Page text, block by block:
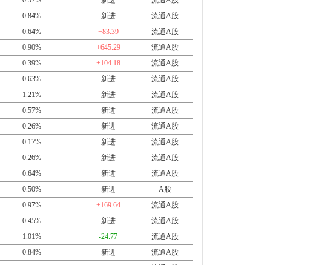
0.84% 新进
流通A股
0.64% +83.39
流通A股
0.90% +645.29
流通A股
0.39% +104.18
流通A股
0.63% 新进
流通A股
1.21% 新进
流通A股
0.57% 新进
流通A股
0.26% 新进
流通A股
0.17% 新进
流通A股
0.26% 新进
流通A股
0.64% 新进
流通A股
0.50% 新进
A股
0.97% +169.64
流通A股
0.45% 新进
流通A股
1.01% -24.77
流通A股
0.84% 新进
流通A股